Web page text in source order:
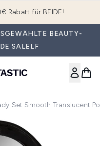
Rabatte erhalten*
BEAUTY-
SALELF
Set Smooth Translucent
Ready Set